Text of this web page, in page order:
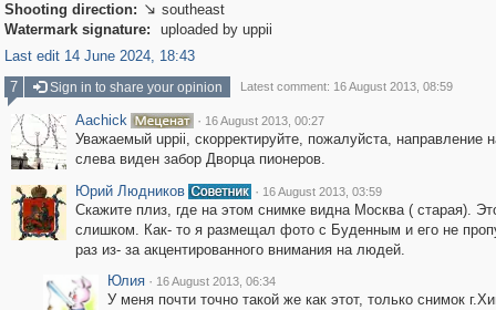
Shooting direction:  southeast
Watermark signature:
uploaded by uppii
Last edit 14 June 2024, 18:43
7
Sign in to share your opinion Latest comment: 16 August 2013, 08:59
Aachick · 16 August 2013, 00:27
Уважаемый uppii, скорректируйте, пожалуйста, направление
слева виден забор Дворца пионеров.
Юрий Людников
· 16 August 2013, 03:59
Скажите плиз, где на этом снимке видна Москва ( старая).
слишком. Как- то я размещал фото с Буденным и его не
раз из- за акцентированного внимания на людей.
Юлия · 16 August 2013, 06:34
У меня почти точно такой же как этот, только снимок